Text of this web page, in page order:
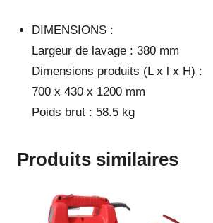
DIMENSIONS :
Largeur de lavage : 380 mm
Dimensions produits (L x l x H) :
700 x 430 x 1200 mm
Poids brut : 58.5 kg
Produits similaires